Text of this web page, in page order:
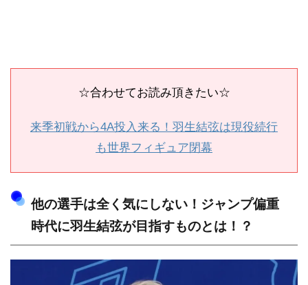
☆合わせてお読み頂きたい☆
来季初戦から4A投入来る！羽生結弦は現役続行
も世界フィギュア閉幕
他の選手は全く気にしない！ジャンプ偏重
時代に羽生結弦が目指すものとは！？